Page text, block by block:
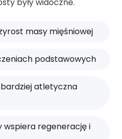
masy mięśniowej
podstawowych
atletyczna
wspiera regenerację i